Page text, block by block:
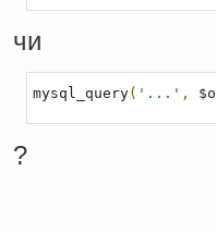
чи
mysql_query( '...' ,
?